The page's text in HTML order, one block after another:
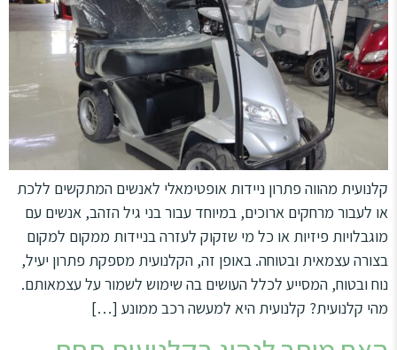
קלנועית מהווה פתרון ניידות אופטימאלי לאנשים המתקשים ללכת
או לעבור מרחקים ארוכים, במיוחד עבור בני גיל הזהב, אנשים עם
מוגבלויות פיזיות או כל מי שזקוק לעזרה בניידות ממקום למקום
בצורה עצמאית ובטוחה. באופן זה, הקלנועית מספקת פתרון יעיל,
נוח ובטוח, המסייע לכלל העושים בה שימוש לשמור על עצמאותם.
מהי קלנועית? קלנועית היא למעשה רכב ממונע […]